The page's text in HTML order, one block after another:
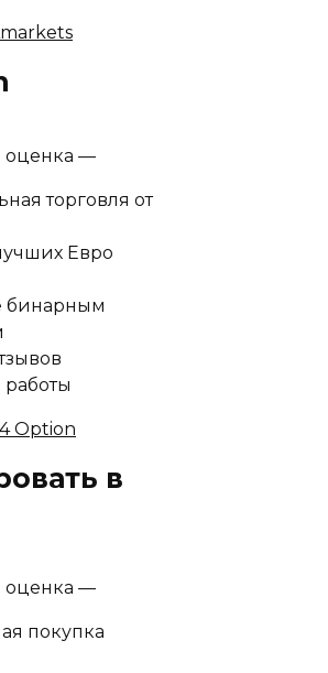
оценка —
торговля от
Евро
бинарным
работы
Option
в
оценка —
покупка